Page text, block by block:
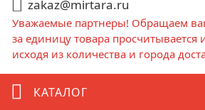
zakaz@mirtara.ru
Уважаемые партнеры! Обращаем
за единицу товара
исходя из количества и города
КАТАЛОГ